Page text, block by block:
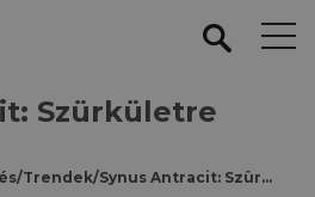
Szürkületre
/Trendek/ Synus Antracit: Szürkületre virradunk